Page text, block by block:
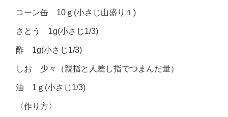
コーン缶 10ｇ(小さじ山盛り１)
さとう 1g(小さじ1/3)
酢 1g(小さじ1/3)
しお 少々（親指と人差し指でつまんだ量）
油 1ｇ(小さじ1/3)
〈作り方〉